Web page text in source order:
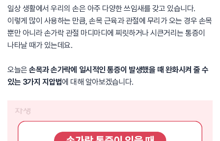
일상 생활에서 우리의 손은 아주 다양한 쓰임새를 갖고 있습니다.
이렇게 많이 사용하는 만큼, 손목 근육과 관절에 무리가 오는 경우 손목
뿐만 아니라 손가락 관절 마디마디에 찌릿하거나 시큰거리는 통증이
나타날 때가 있는데요.
오늘은 손목과 손가락에 일시적인 통증이 발생했을 때 완화시켜 줄 수
있는 3가지 지압법에 대해 알아보겠습니다.